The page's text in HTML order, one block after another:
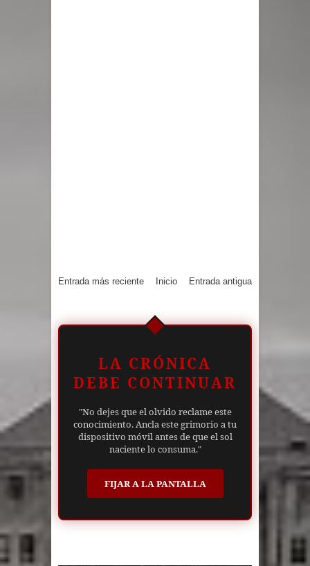
Entrada más reciente Entrada antigua
Inicio
LA CRÓNICA
DEBE CONTINUAR
"No dejes que el olvido reclame este
conocimiento. Ancla este grimorio a tu
dispositivo móvil antes de que el sol
naciente lo consuma."
FIJAR A LA PANTALLA